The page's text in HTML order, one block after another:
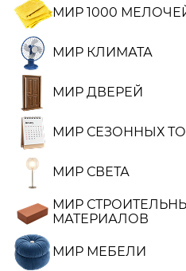
МИР 1000
МИР КЛИМАТА
МИР ДВЕРЕЙ
МИР СЕЗОННЫХ
МИР СВЕТА
МИР
МАТЕРИАЛОВ
МИР МЕБЕЛИ